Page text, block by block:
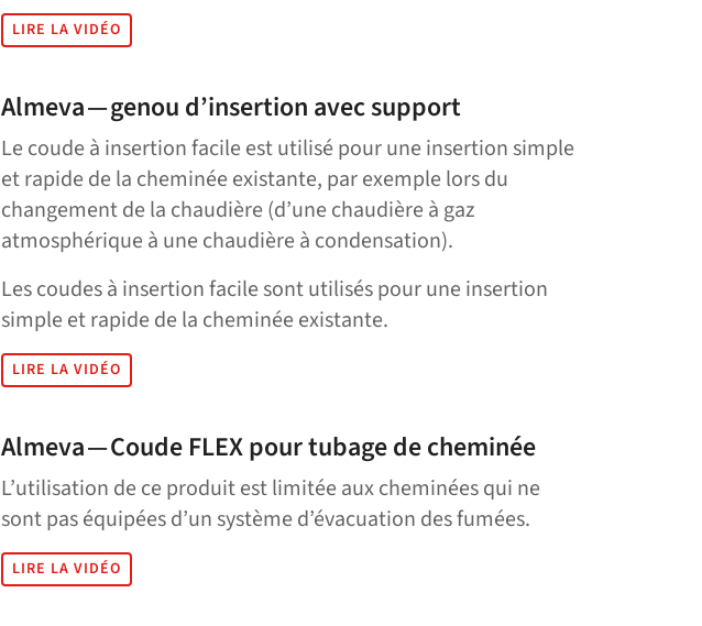
LIRE LA VIDÉO
Almeva — genou d’insertion avec support
Le coude à insertion facile est utilisé pour une insertion simple
et rapide de la cheminée existante, par exemple lors du
changement de la chaudière (d’une chaudière à gaz
atmosphérique à une chaudière à condensation).
Les coudes à insertion facile sont utilisés pour une insertion
simple et rapide de la cheminée existante.
LIRE LA VIDÉO
Almeva — Coude FLEX pour tubage de cheminée
L’utilisation de ce produit est limitée aux cheminées qui ne
sont pas équipées d’un système d’évacuation des fumées.
LIRE LA VIDÉO